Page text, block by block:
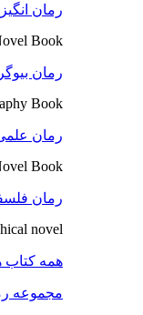
رمان
Book
رمان
Book
رمان
Book
رمان
novel
همه کتاب
مجموعه